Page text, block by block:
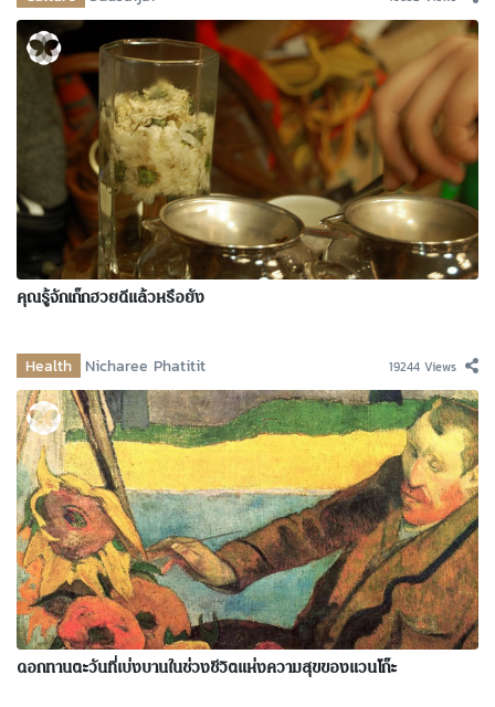
คุณรู้จักเก๊กฮวยดีแล้วหรือยัง
Health Nicharee Phatitit 19244 Views
ดอกทานตะวันที่เบ่งบานในช่วงชีวิตแห่งความสุขของแวนโก๊ะ